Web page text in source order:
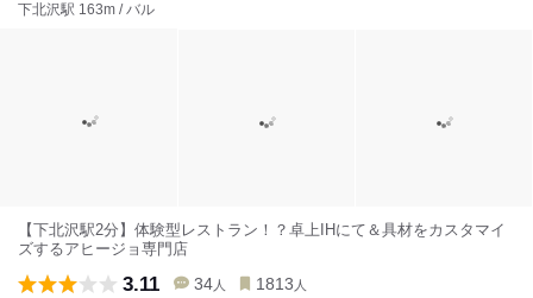
下北沢駅 163m / バル
【下北沢駅2分】体験型レストラン！？卓上IHにて＆具材をカスタマイ
ズするアヒージョ専門店
3.11 34 人 1813 人